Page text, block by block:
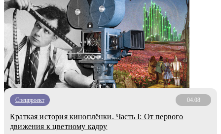
Спецпроект 04.08
Краткая история киноплёнки. Часть I: От первого
движения к цветному кадру